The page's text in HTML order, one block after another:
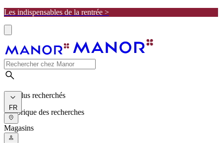
Les indispensables de la rentrée >
Les plus recherchés
Historique des recherches
FR
Magasins